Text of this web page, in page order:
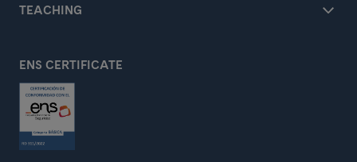
TEACHING
ENS CERTIFICATE